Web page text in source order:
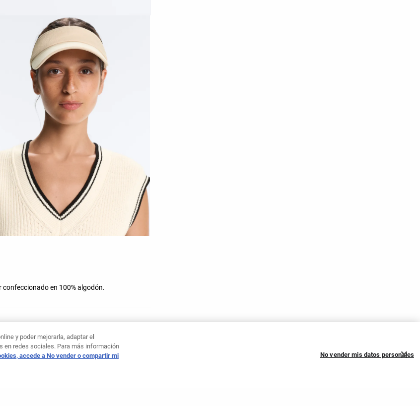
en 100% algodón.
y poder mejorarla, adaptar el
en redes sociales. Para más información
accede a No vender o compartir mi
No vender mis datos personales